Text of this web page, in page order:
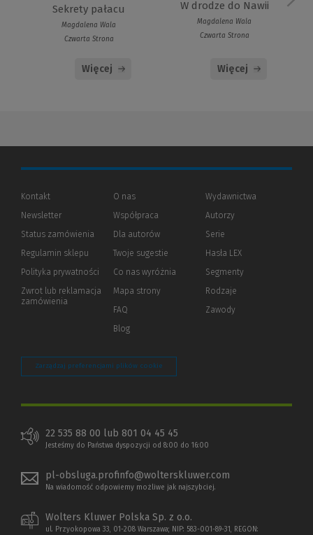
Sekrety pałacu
Magdalena Wala
Czwarta Strona
Więcej
W drodze do Nawii
Magdalena Wala
Czwarta Strona
Więcej
Kontakt
Newsletter
Status zamówienia
Regulamin sklepu
Polityka prywatności (Nowe
(Link
innej
Zwrot lub reklamacja
zamówienia
O nas
Współpraca
Dla autorów(Nowe
(Link
innej
Twoje sugestie
Co nas wyróżnia
Mapa strony
FAQ
Blog
Wydawnictwa
Autorzy
Serie
Hasła LEX
Segmenty
Rodzaje
Zawody
Zarządzaj preferencjami plików cookie
22 535 88 00 lub 801 04 45 45
Jesteśmy do Państwa dyspozycji od 8:00 do 16:00
pl-obsluga.profinfo@wolterskluwer.com
Na wiadomość odpowiemy możliwe jak najszybciej.
Wolters Kluwer Polska Sp. z o.o.
ul. Przyokopowa 33, 01-208 Warszawa; NIP: 583-001-89-31, REGON: